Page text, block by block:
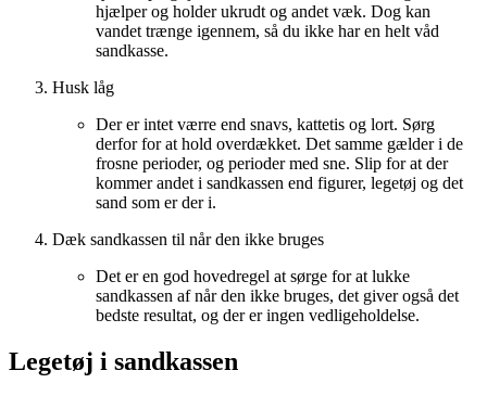
hjælper og holder ukrudt og andet væk. Dog kan
vandet trænge igennem, så du ikke har en helt våd
sandkasse.
Husk låg
Der er intet værre end snavs, kattetis og lort. Sørg
derfor for at hold overdækket. Det samme gælder i de
frosne perioder, og perioder med sne. Slip for at der
kommer andet i sandkassen end figurer, legetøj og det
sand som er der i.
Dæk sandkassen til når den ikke bruges
Det er en god hovedregel at sørge for at lukke
sandkassen af når den ikke bruges, det giver også det
bedste resultat, og der er ingen vedligeholdelse.
Legetøj i sandkassen